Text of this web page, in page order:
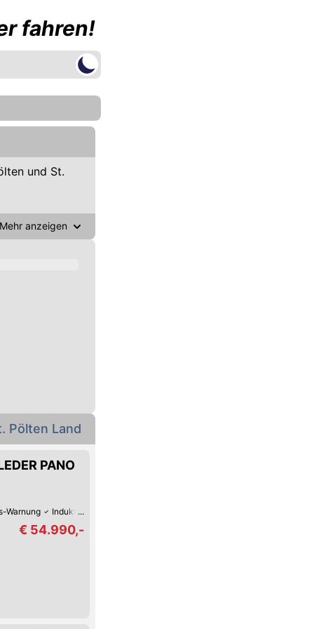
fahren!
und St.
Mehr anzeigen
Pölten Land
PANO
Warnung Induktives Laden des Handys
€ 54.990,-